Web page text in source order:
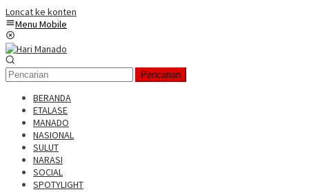
Loncat ke konten
Menu Mobile
Pencarian
BERANDA
ETALASE
MANADO
NASIONAL
SULUT
NARASI
SOCIAL
SPOTYLIGHT